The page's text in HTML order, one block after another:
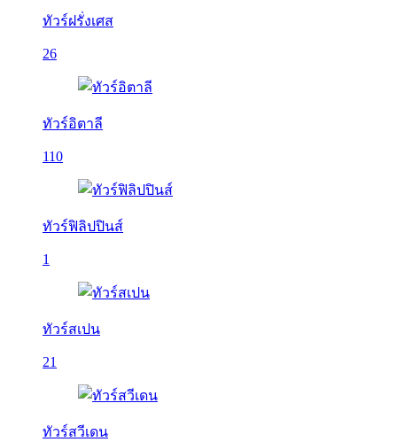
ทัวร์ฝรั่งเศส
26
ทัวร์อิตาลี
110
ทัวร์ฟิลิปปินส์
1
ทัวร์สเปน
21
ทัวร์สวีเดน